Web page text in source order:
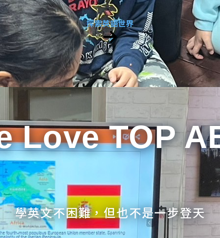
探索英語世界
Love TOP
學英文不困難，但也不是一步登天